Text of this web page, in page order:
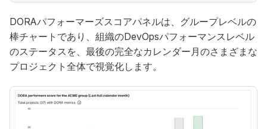
DORAパフォーマーズスコアパネルは、グループレベルの
棒チャートであり、組織のDevOpsパフォーマンスレベル
のステータスを、最後の完全なカレンダー月のさまざまな
プロジェクト全体で視覚化します。